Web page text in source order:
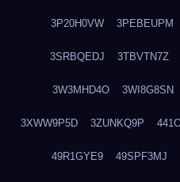
3P20H0VW 3PEBEUPM
3SRBQEDJ 3TBVTN7Z
3W3MHD4O 3WI8G8SN
3XWW9P5D 3ZUNKQ9P
49R1GYE9 49SPF3MJ